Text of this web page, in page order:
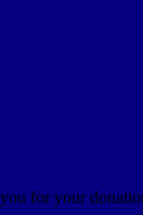
for your